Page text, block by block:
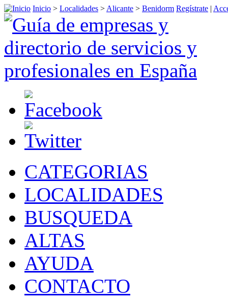
Inicio > Localidades > Alicante > Benidorm Regístrate |
CATEGORIAS
LOCALIDADES
BUSQUEDA
ALTAS
AYUDA
CONTACTO